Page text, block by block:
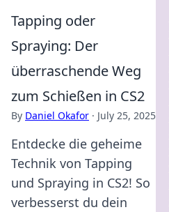
Tapping oder
Spraying: Der
überraschende Weg
zum Schießen in CS2
By Daniel Okafor · July 25, 2025
Entdecke die geheime
Technik von Tapping
und Spraying in CS2! So
verbesserst du dein